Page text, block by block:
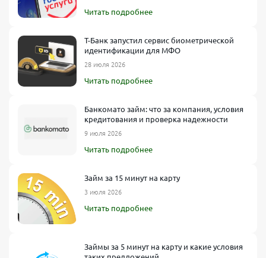
Читать подробнее
Т-Банк запустил сервис биометрической
идентификации для МФО
28 июля 2026
Читать подробнее
Банкомато займ: что за компания, условия
кредитования и проверка надежности
9 июля 2026
Читать подробнее
Займ за 15 минут на карту
3 июля 2026
Читать подробнее
Займы за 5 минут на карту и какие условия